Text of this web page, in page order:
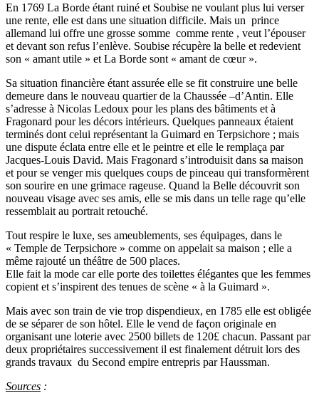
En 1769 La Borde étant ruiné et Soubise ne voulant plus lui verser
une rente, elle est dans une situation difficile. Mais un prince
allemand lui offre une grosse somme comme rente , veut l’épouser
et devant son refus l’enlève. Soubise récupère la belle et redevient
son « amant utile » et La Borde sont « amant de cœur ».
Sa situation financière étant assurée elle se fit construire une belle
demeure dans le nouveau quartier de la Chaussée –d’Antin. Elle
s’adresse à Nicolas Ledoux pour les plans des bâtiments et à
Fragonard pour les décors intérieurs. Quelques panneaux étaient
terminés dont celui représentant la Guimard en Terpsichore ; mais
une dispute éclata entre elle et le peintre et elle le remplaça par
Jacques-Louis David. Mais Fragonard s’introduisit dans sa maison
et pour se venger mis quelques coups de pinceau qui transformèrent
son sourire en une grimace rageuse. Quand la Belle découvrit son
nouveau visage avec ses amis, elle se mis dans un telle rage qu’elle
ressemblait au portrait retouché.
Tout respire le luxe, ses ameublements, ses équipages, dans le
« Temple de Terpsichore » comme on appelait sa maison ; elle a
même rajouté un théâtre de 500 places.
Elle fait la mode car elle porte des toilettes élégantes que les femmes
copient et s’inspirent des tenues de scène « à la Guimard ».
Mais avec son train de vie trop dispendieux, en 1785 elle est obligée
de se séparer de son hôtel. Elle le vend de façon originale en
organisant une loterie avec 2500 billets de 120£ chacun. Passant par
deux propriétaires successivement il est finalement détruit lors des
grands travaux du Second empire entrepris par Haussman.
Sources :